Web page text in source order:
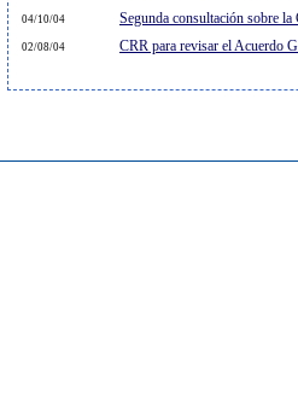
04/10/04 Segunda consultación sobre
02/08/04 CRR para revisar el Acuerdo